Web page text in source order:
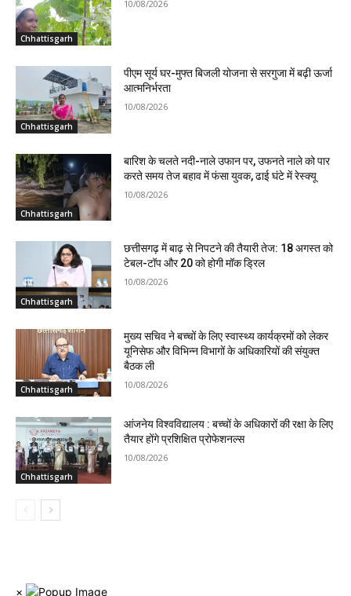
Chhattisgarh
10/08/2026
Chhattisgarh
पीएम सूर्य घर-मुफ्त बिजली योजना से सरगुजा में बढ़ी ऊर्जा
आत्मनिर्भरता
10/08/2026
Chhattisgarh
बारिश के चलते नदी-नाले उफान पर, उफनते नाले को पार
करते समय तेज बहाव में फंसा युवक, ढाई घंटे में रेस्क्यू
10/08/2026
Chhattisgarh
छत्तीसगढ़ में बाढ़ से निपटने की तैयारी तेज: 18 अगस्त को
टेबल-टॉप और 20 को होगी मॉक ड्रिल
10/08/2026
Chhattisgarh
मुख्य सचिव ने बच्चों के लिए स्वास्थ्य कार्यक्रमों को लेकर
यूनिसेफ और विभिन्न विभागों के अधिकारियों की संयुक्त
बैठक ली
10/08/2026
Chhattisgarh
आंजनेय विश्वविद्यालय : बच्चों के अधिकारों की रक्षा के लिए
तैयार होंगे प्रशिक्षित प्रोफेशनल्स
10/08/2026
×